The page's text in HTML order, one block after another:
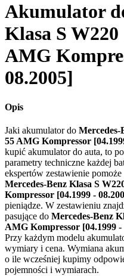
Akumulator
Klasa S
AMG
08.2005]
Opis
Jaki akumulator do Mercedes-
55 AMG Kompressor
kupić akumulator do auta, to
parametry techniczne każdej
ekspertów zestawienie
Mercedes-Benz Klasa S
Kompressor [04.1999 -
pieniądze. W zestawieniu
pasujące do Mercedes-Benz
AMG Kompressor [04.1999 -
Przy każdym modelu
wymiary i cena. Wymiana
o ile wcześniej kupimy
pojemności i wymiarach.